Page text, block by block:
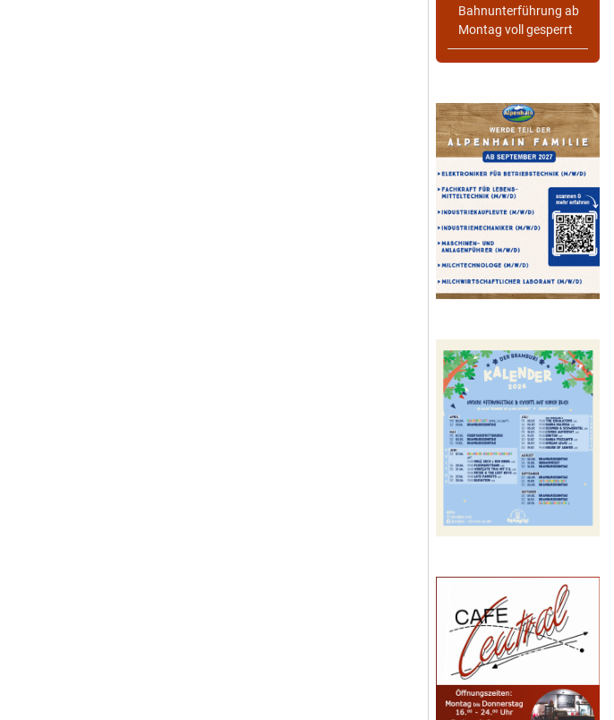
Bahnunterführung ab
Montag voll gesperrt